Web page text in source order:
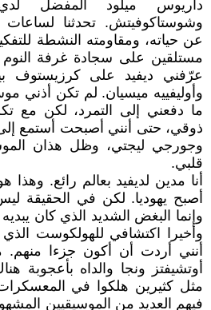
داريوس ميلود المفضل
وشوستاكوفيتش. تحدثنا
عن حياته، ومقاومته النشطة
مستلقين على سجادة غرفة النوم
عرّفني ديفيد على كرزيستوف
وأوليفييه ميسيان. لم تكن أذني
ما دفعني إلى التمرد، لكن مع
ذوقي، حتى أنني أصبحت أستمع
وجورجي ليجتي، وظل هذان
قلبي.
أنا مدين لديفيد بعالم رائع.
أصبح يهوديا. لكن في الحقيقة
وإنما البغض الشديد الذي كان يبديه
وأخيرا اكتشافي للهولكوست
أنني أردت أن أكون جزءا منهم.
أوتشيفتز ونجا والداه بأعجوبة
مثل كثيرين هلكوا في المعسكرات
فيهم العديد من الموسيقيين